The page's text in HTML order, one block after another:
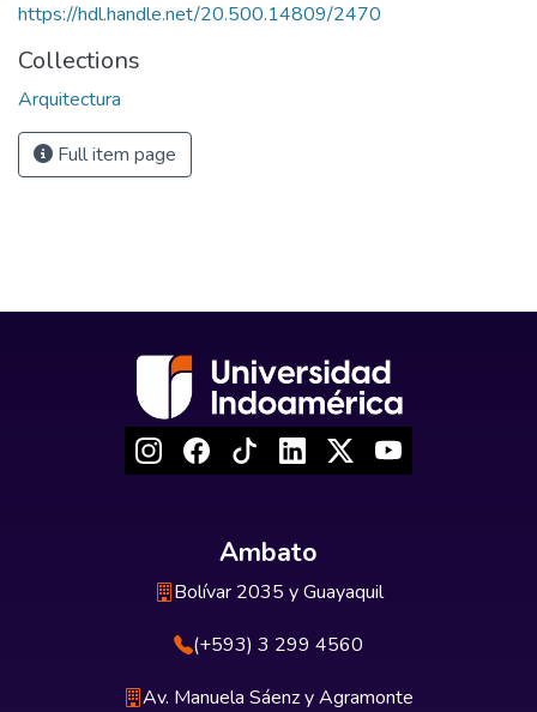
https://hdl.handle.net/20.500.14809/2470
Collections
Arquitectura
Full item page
Ambato
Bolívar 2035 y Guayaquil
(+593) 3 299 4560
Av. Manuela Sáenz y Agramonte